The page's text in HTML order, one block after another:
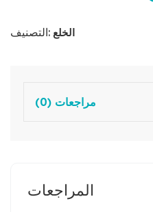
التصنيف: الخلع
مراجعات (0)
المراجعات